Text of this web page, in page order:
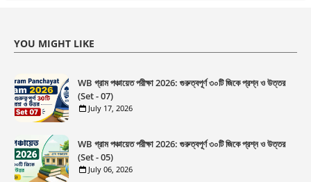
YOU MIGHT LIKE
WB গ্রাম পঞ্চায়েত পরীক্ষা 2026: গুরুত্বপূর্ণ ৩০টি জিকে প্রশ্ন ও উত্তর
(Set - 07)
July 17, 2026
WB গ্রাম পঞ্চায়েত পরীক্ষা 2026: গুরুত্বপূর্ণ ৩০টি জিকে প্রশ্ন ও উত্তর
(Set - 05)
July 06, 2026